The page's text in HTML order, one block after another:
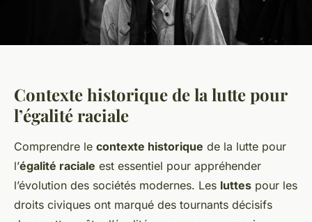
Contexte historique de la lutte pour
l’égalité raciale
Comprendre le contexte historique de la lutte pour
l’égalité raciale est essentiel pour appréhender
l’évolution des sociétés modernes. Les luttes pour les
droits civiques ont marqué des tournants décisifs